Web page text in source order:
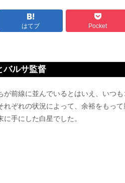
はてブ Pocket
バルサ監督
前線に並んでいるとはいえ、いつ
ぞれの状況によって、余裕をもっ
手にした白星でした。